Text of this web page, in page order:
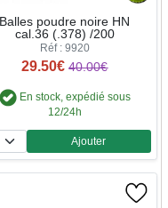
Balles poudre noire HN
cal.36 (.378) /200
Réf : 9920
29.50€ 40.00€
En stock, expédié sous
12/24h
Quantité
Ajouter